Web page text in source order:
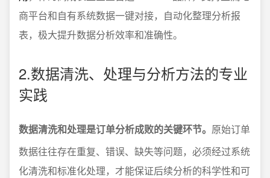
商平台和自有系统数据一键对接，自动化整理分析报
表，极大提升数据分析效率和准确性。
2.数据清洗、处理与分析方法的专业
实践
数据清洗和处理是订单分析成败的关键环节。 原始订单
数据往往存在重复、错误、缺失等问题，必须经过系统
化清洗和标准化处理，才能保证后续分析的科学性和可